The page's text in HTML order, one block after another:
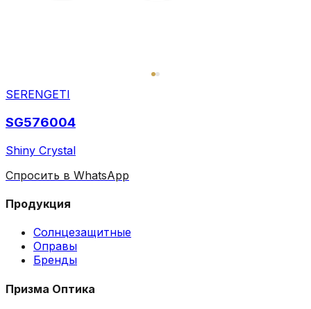
SERENGETI
SG576004
Shiny Crystal
Спросить в WhatsApp
Продукция
Солнцезащитные
Оправы
Бренды
Призма Оптика